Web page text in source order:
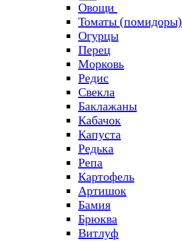
Овощи
Томаты (помидоры)
Огурцы
Перец
Морковь
Редис
Свекла
Баклажаны
Кабачок
Капуста
Редька
Репа
Картофель
Артишок
Бамия
Брюква
Витлуф